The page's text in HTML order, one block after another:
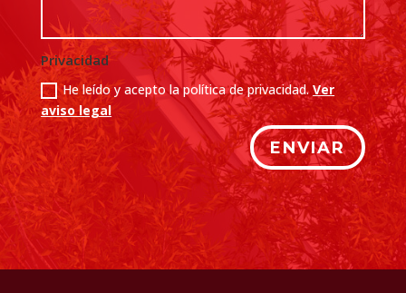
Privacidad
He leído y acepto la política de privacidad.Ver
aviso legal
ENVIAR